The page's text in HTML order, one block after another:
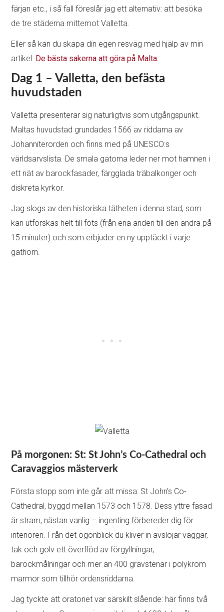
färjan etc., i så fall föreslår jag ett alternativ: att besöka
de tre städerna mittemot Valletta.
Eller så kan du skapa din egen resväg med hjälp av min
artikel: De bästa sakerna att göra på Malta.
Dag 1 – Valletta, den befästa
huvudstaden
Valletta presenterar sig naturligtvis som utgångspunkt.
Maltas huvudstad grundades 1566 av riddarna av
Johanniterorden och finns med på UNESCO:s
världsarvslista. De smala gatorna leder ner mot hamnen i
ett nät av barockfasader, färgglada träbalkonger och
diskreta kyrkor.
Jag slogs av den historiska tätheten i denna stad, som
kan utforskas helt till fots (från ena änden till den andra på
15 minuter) och som erbjuder en ny upptäckt i varje
gathörn.
På morgonen: St: St John’s Co-Cathedral och
Caravaggios mästerverk
Första stopp som inte går att missa: St John’s Co-
Cathedral, byggd mellan 1573 och 1578. Dess yttre fasad
är stram, nästan vanlig – ingenting förbereder dig för
interiören. Från det ögonblick du kliver in avslöjar väggar,
tak och golv ett överflöd av förgyllningar,
barockmålningar och mer än 400 gravstenar i polykrom
marmor som tillhör ordensriddarna.
Jag tyckte att oratoriet var särskilt slående: här finns två